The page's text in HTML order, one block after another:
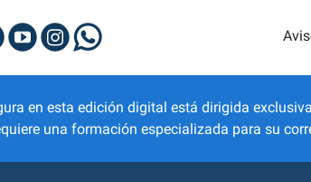
en esta edición digital está dirigida
una formación especializada para su